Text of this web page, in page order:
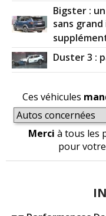
Bigster :
sans
Duster 3 :
Ces véhicules
Merci à tous les
pour votre